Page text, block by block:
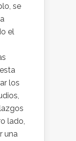
se
el
los
lado,
una